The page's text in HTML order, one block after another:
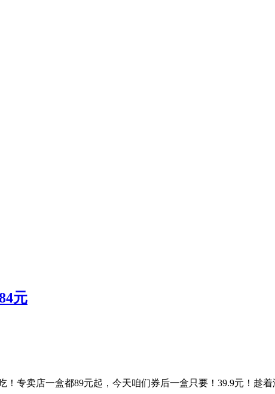
元
专卖店一盒都89元起，今天咱们券后一盒只要！39.9元！趁着